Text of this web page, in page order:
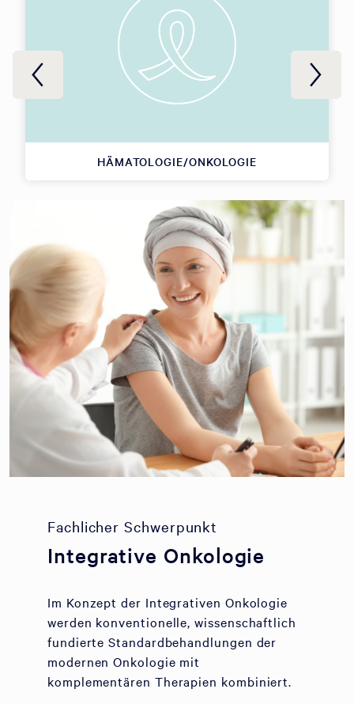
HÄMATOLOGIE/ONKOLOGIE
Fachlicher Schwerpunkt
Integrative Onkologie
Im Konzept der Integrativen Onkologie
werden konventionelle, wissenschaftlich
fundierte Standardbehandlungen der
modernen Onkologie mit
komplementären Therapien kombiniert.